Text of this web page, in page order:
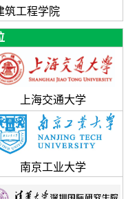
筑工程学院
上海交通大学
南京工业大学